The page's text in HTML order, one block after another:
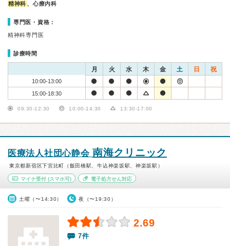
精神科 、心療内科
専門医・資格：
精神科専門医
診療時間
月 火 水 木 金 土 日 祝
10:00-13:00
15:00-18:30
09:30-12:30 10:00-14:30 13:30-17:00
医療法人社団心静会 南海クリニック
東京都新宿区下宮比町（飯田橋駅、牛込神楽坂駅、神楽坂駅）
マイナ受付 (スマホ可) 電子処方せん対応
土曜（〜14:30） 夜（〜19:30）
2.69
7件